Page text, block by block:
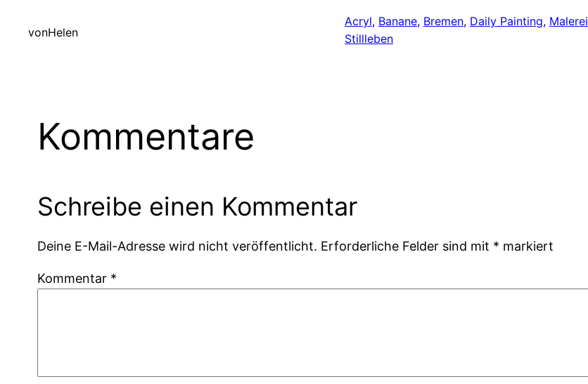
vonHelen
Acryl, Banane, Bremen, Daily Painting, Malerei
Stillleben
Kommentare
Schreibe einen Kommentar
Deine E-Mail-Adresse wird nicht veröffentlicht. Erforderliche Felder sind mit * markiert
Kommentar *